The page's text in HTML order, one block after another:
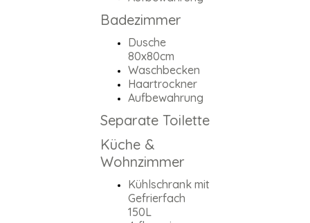
Badezimmer
Dusche
80x80cm
Waschbecken
Haartrockner
Aufbewahrung
Separate Toilette
Küche &
Wohnzimmer
Kühlschrank mit
Gefrierfach
150L